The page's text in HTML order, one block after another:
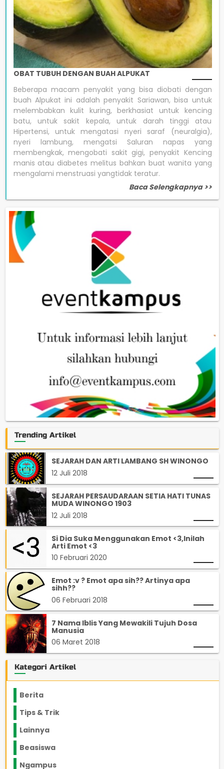
OBAT TUBUH DENGAN BUAH ALPUKAT
Beberapa macam penyakit yang bisa diobati dengan
buah Alpukat ini adalah penyakit Sariawan, bisa untuk
melembabkan kulit kuring, berkhasiat untuk kencing
batu, untuk sakit kepala, untuk darah tinggi atau
Hipertensi, untuk mengatasi nyeri saraf (neuralgia),
nyeri lambung, mengatsi Saluran napas yang
membengkak, mengobati sakit gigi, penyakit Kencing
manis atau diabetes melitus bahkan buat wanita yang
mengalami menstruasi yangtidak teratur.
Baca Selengkapnya >>
Trending Artikel
SEJARAH DAN ARTI LAMBANG SH WINONGO
12 Juli 2018
SEJARAH PERSAUDARAAN SETIA HATI TUNAS
MUDA WINONGO 1903
12 Juli 2018
Si Dia Suka Menggunakan Emot <3,Inilah
Arti Emot <3
10 Februari 2020
Emot :v ? Emot apa sih?? Artinya apa
sihh??
06 Februari 2018
7 Nama Iblis Yang Mewakili Tujuh Dosa
Manusia
06 Maret 2018
Kategori Artikel
Berita
Tips & Trik
Lainnya
Beasiswa
Ngampus